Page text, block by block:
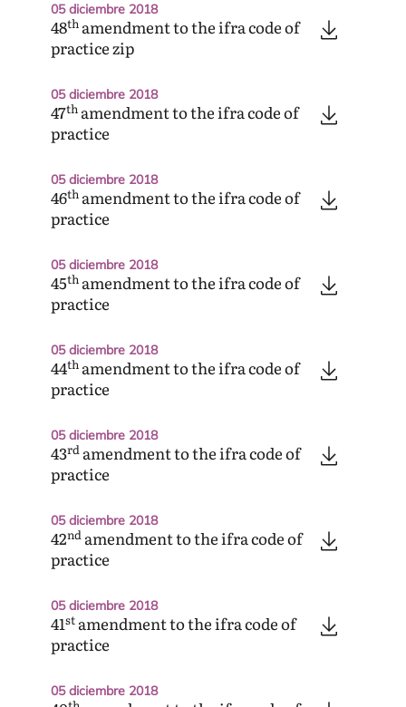
05 diciembre 2018
48th amendment to the ifra code of
practice zip
05 diciembre 2018
47th amendment to the ifra code of
practice
05 diciembre 2018
46th amendment to the ifra code of
practice
05 diciembre 2018
45th amendment to the ifra code of
practice
05 diciembre 2018
44th amendment to the ifra code of
practice
05 diciembre 2018
43rd amendment to the ifra code of
practice
05 diciembre 2018
42nd amendment to the ifra code of
practice
05 diciembre 2018
41st amendment to the ifra code of
practice
05 diciembre 2018